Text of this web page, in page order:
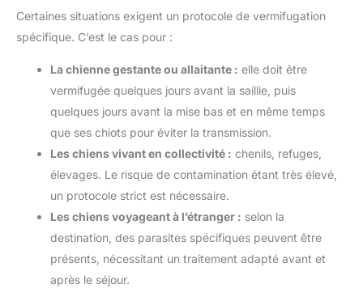
Certaines situations exigent un protocole de vermifugation
spécifique. C’est le cas pour :
La chienne gestante ou allaitante : elle doit être
vermifugée quelques jours avant la saillie, puis
quelques jours avant la mise bas et en même temps
que ses chiots pour éviter la transmission.
Les chiens vivant en collectivité : chenils, refuges,
élevages. Le risque de contamination étant très élevé,
un protocole strict est nécessaire.
Les chiens voyageant à l’étranger : selon la
destination, des parasites spécifiques peuvent être
présents, nécessitant un traitement adapté avant et
après le séjour.